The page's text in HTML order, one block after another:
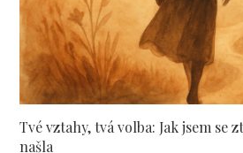
Tvé vztahy, tvá volba: Jak jsem se
našla